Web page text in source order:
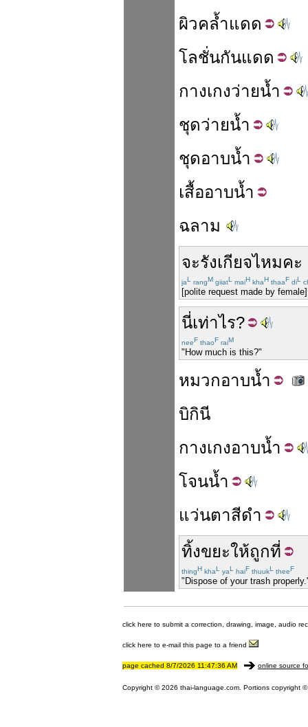
ผิวคล้ำแดด
โลชั่นกันแดด
กางเกงว่ายน้ำ
ชุดว่ายน้ำ
ชุดอาบน้ำ
เสื้ออาบน้ำ
ฉลาม
จะรังเกียจไหมคะ
jaL rangM giiatL maiH khaH thaaF diL
[polite request made by
นี่เท่าไร?
neeF thaoF raiM
"How much is this?"
หมวกอาบน้ำ
บิกินี
กางเกงอาบน้ำ
โจนน้ำ
แว่นตาสีดำ
ทิ้งขยะให้ถูกที่
thingH khaL yaL haiF thuukL theeF
"Dispose of your trash
click here to submit a correction, drawing, image, audio
click here to e-mail this page to a friend
page cached 8/7/2026 11:47:36 AM online source
Copyright © 2026 thai-language.com. Portions copyright